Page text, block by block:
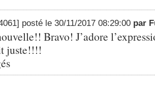
posté le 30/11/2017 08:29:00 par
Bravo! J’adore
juste!!!!